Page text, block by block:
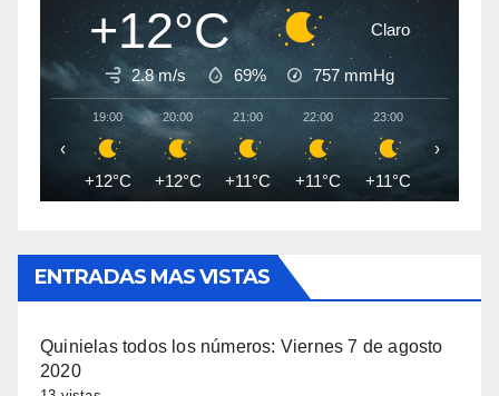
+12°C Claro
2.8 m/s 69% 757 mmHg
19:00
+12°C
20:00
+12°C
21:00
+11°C
22:00
+11°C
23:00
+11°C +10°C
‹ ›
ENTRADAS MAS VISTAS
Quinielas todos los números: Viernes 7 de agosto
2020